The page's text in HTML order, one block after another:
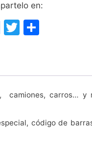
en:
F
e
b
o
o
T
er p
ar
tir
camiones, carros… y
código de